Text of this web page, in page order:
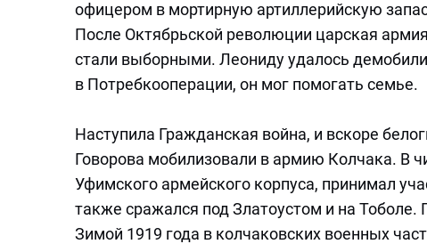
офицером в мортирную артиллерийскую
После Октябрьской революции царская
стали выборными. Леониду удалось
в Потребкооперации, он мог помогать семье.
Наступила Гражданская война, и вскоре
Говорова мобилизовали в армию Колчака. В
Уфимского армейского корпуса, принимал
также сражался под Златоустом и на
Зимой 1919 года в колчаковских военных